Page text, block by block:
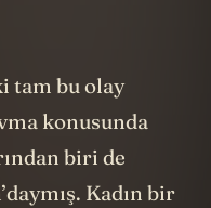
tam bu olay
konusunda
biri de
Kadın bir